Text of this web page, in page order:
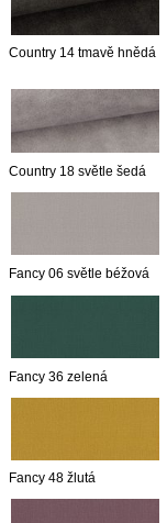
Country 14 tmavě hnědá
Country 18 světle šedá
Fancy 06 světle béžová
Fancy 36 zelená
Fancy 48 žlutá